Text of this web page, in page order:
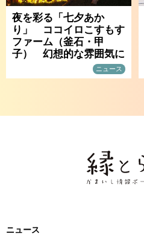
夜を彩る「七夕あか
り」 ココイロこすもす
ファーム（釜石・甲
子） 幻想的な雰囲気に
ニュース
ニュース